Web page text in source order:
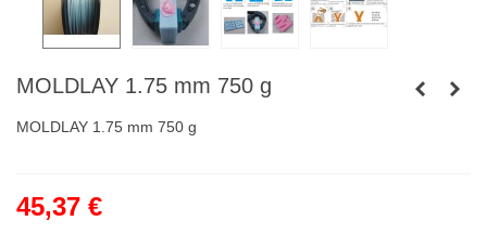
MOLDLAY 1.75 mm 750 g
MOLDLAY 1.75 mm 750 g
45,37 €